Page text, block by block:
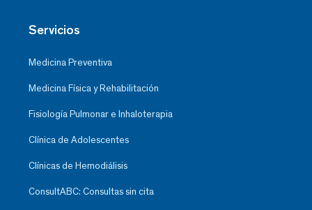
Servicios
Medicina Preventiva
Medicina Física y Rehabilitación
Fisiología Pulmonar e Inhaloterapia
Clínica de Adolescentes
Clínicas de Hemodiálisis
ConsultABC: Consultas sin cita